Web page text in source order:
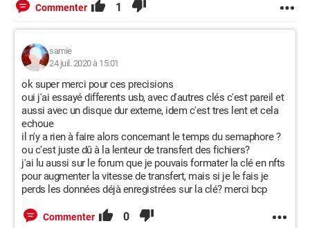
Commenter 1
samie
24 juil. 2020 à 15:01
ok super merci pour ces precisions
oui j'ai essayé differents usb, avec d'autres clés c'est pareil et
aussi avec un disque dur externe, idem c'est tres lent et cela
echoue
il n'y a rien à faire alors concernant le temps du semaphore ?
ou c'est juste dû à la lenteur de transfert des fichiers?
j'ai lu aussi sur le forum que je pouvais formater la clé en nfts
pour augmenter la vitesse de transfert, mais si je le fais je
perds les données déjà enregistrées sur la clé? merci bcp
Commenter 0